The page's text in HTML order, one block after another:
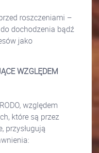
roszczeniami –
dochodzenia bądź
jako
WZGLĘDEM
względem
które są przez
przysługują